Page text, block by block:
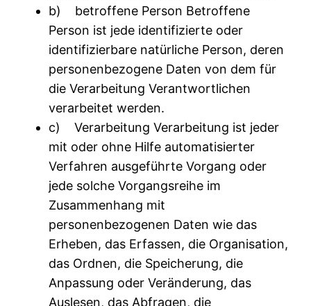
b) betroffene Person Betroffene
Person ist jede identifizierte oder
identifizierbare natürliche Person, deren
personenbezogene Daten von dem für
die Verarbeitung Verantwortlichen
verarbeitet werden.
c) Verarbeitung Verarbeitung ist jeder
mit oder ohne Hilfe automatisierter
Verfahren ausgeführte Vorgang oder
jede solche Vorgangsreihe im
Zusammenhang mit
personenbezogenen Daten wie das
Erheben, das Erfassen, die Organisation,
das Ordnen, die Speicherung, die
Anpassung oder Veränderung, das
Auslesen, das Abfragen, die